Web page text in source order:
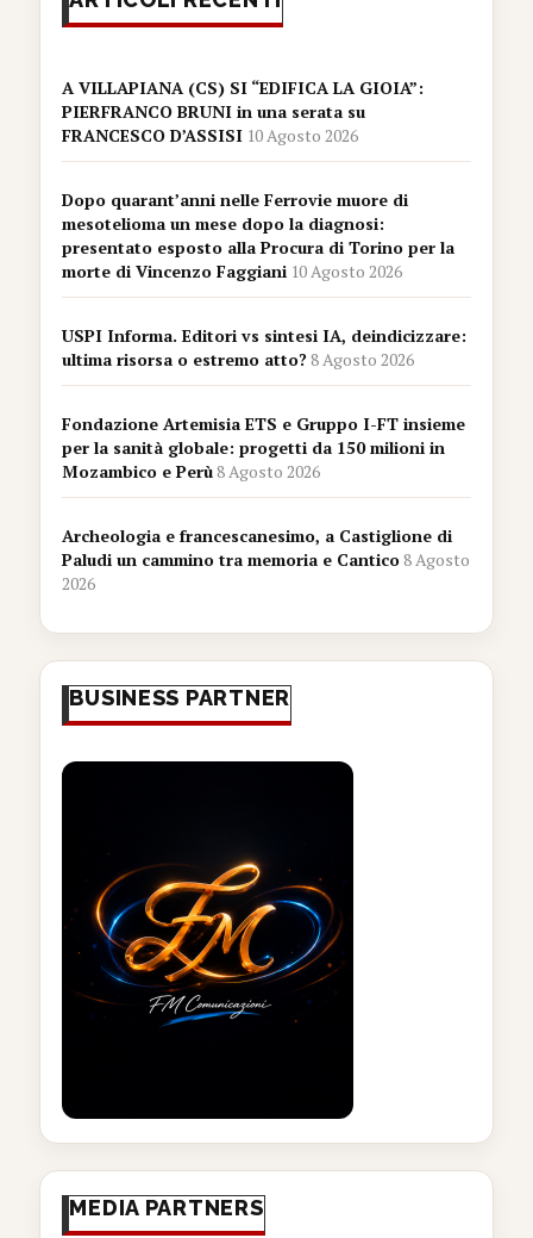
A VILLAPIANA (CS) SI “EDIFICA LA GIOIA”:
PIERFRANCO BRUNI in una serata su
FRANCESCO D’ASSISI 10 Agosto 2026
Dopo quarant’anni nelle Ferrovie muore di
mesotelioma un mese dopo la diagnosi:
presentato esposto alla Procura di Torino per la
morte di Vincenzo Faggiani 10 Agosto 2026
USPI Informa. Editori vs sintesi IA, deindicizzare:
ultima risorsa o estremo atto?8 Agosto 2026
Fondazione Artemisia ETS e Gruppo I-FT insieme
per la sanità globale: progetti da 150 milioni in
Mozambico e Perù8 Agosto 2026
Archeologia e francescanesimo, a Castiglione di
Paludi un cammino tra memoria e Cantico8 Agosto
2026
BUSINESS PARTNER
MEDIA PARTNERS